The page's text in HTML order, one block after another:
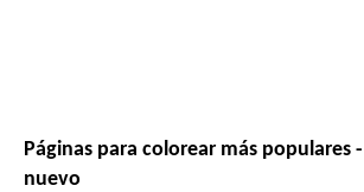
Páginas para colorear más populares
nuevo